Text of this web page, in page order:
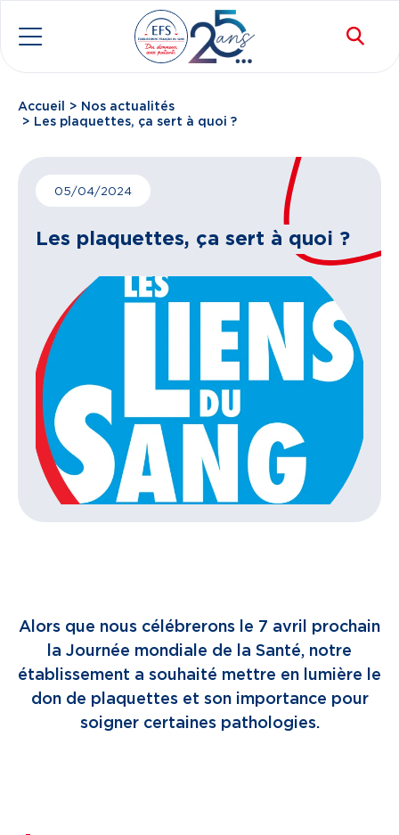
Aller au contenu principal
Fil d'Ariane
Accueil
Nos actualités
Les plaquettes, ça sert à quoi ?
05/04/2024
Les plaquettes, ça sert à quoi ?
Alors que nous célébrerons le 7 avril prochain
la Journée mondiale de la Santé, notre
établissement a souhaité mettre en lumière le
don de plaquettes et son importance pour
soigner certaines pathologies.